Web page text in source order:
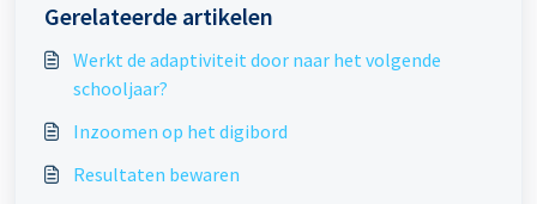
Gerelateerde artikelen
Werkt de adaptiviteit door naar het volgende
schooljaar?
Inzoomen op het digibord
Resultaten bewaren